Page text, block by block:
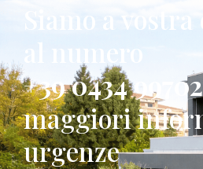
Siamo a
al numero
+39 0434
maggiori
urgenze